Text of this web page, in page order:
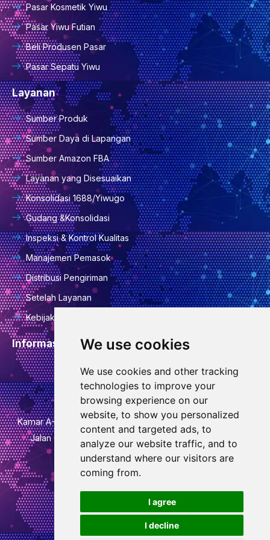
We use cookies
We use cookies and other tracking
technologies to improve your
browsing experience on our
website, to show you personalized
content and targeted ads, to
analyze our website traffic, and to
understand where our visitors are
coming from.
I agree
I decline
d
a
Pasar Kosmetik Yiwu
Pasar Yiwu Futian
Beli Produsen Pasar
Pasar Sepatu Yiwu
Layanan
Sumber Produk
Sumber Daya di Lapangan
Sumber Amazon FBA
Layanan yang Disesuaikan
Konsolidasi 1688/Yiwugo
Gudang &Konsolidasi
Inspeksi & Kontrol Kualitas
Manajemen Pemasok
Distribusi Pengiriman
Setelah Layanan
Kebijakan Privasi
Informasi Kontak
info@goodcansourcing.com
Kamar A-4-420, Lantai 4, Gedung 1, No. 778, Jalan Jinfan,
Jalan Qiubin, Distrik Wucheng, Kota Jinhua, Provinsi
Zhejiang
+86 13732438706